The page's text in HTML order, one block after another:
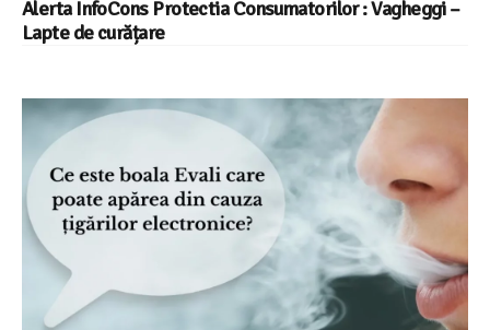
Alerta InfoCons Protectia Consumatorilor : Vagheggi –
Lapte de curățare